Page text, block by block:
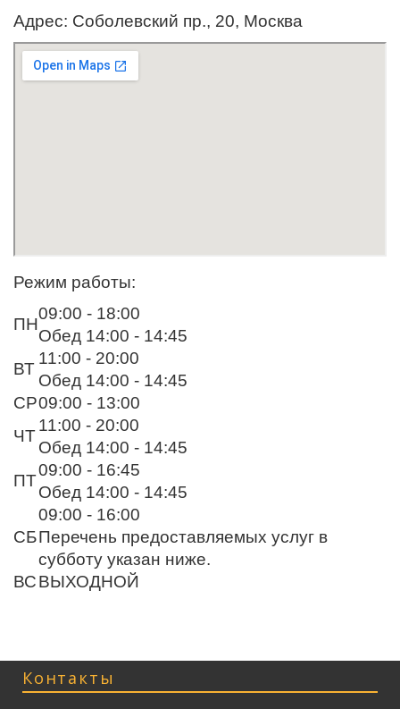
Адрес: Соболевский пр., 20, Москва
Режим работы:
ПН
09:00 - 18:00
Обед 14:00 - 14:45
ВТ
11:00 - 20:00
Обед 14:00 - 14:45
СР09:00 - 13:00
ЧТ
11:00 - 20:00
Обед 14:00 - 14:45
ПТ
09:00 - 16:45
Обед 14:00 - 14:45
СБ
09:00 - 16:00
Перечень предоставляемых услуг в
субботу указан ниже.
ВСВЫХОДНОЙ
Контакты